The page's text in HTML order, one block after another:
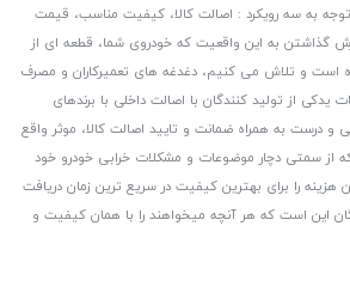
به سه رویکرد : اصالت کالا، کیفیت مناسب، قیمت
گذاشتن به این واقعیت که خودروی شما، قطعه ای از
است و تلاش می کنیم، دغدغه های تعمیرکاران و مصرف
یدکی از تولید کنندگان با اصالت داخلی با برندهای
درست به همراه ضمانت و تایید اصالت کالا، موثر واقع
از سمتی دچار موضوعات و مشکلات خرابی خودرو خود
هزینه را برای بهترین کیفیت در سریع ترین زمان دریافت
این است که هر آنچه میخواهند را با همان کیفیت و